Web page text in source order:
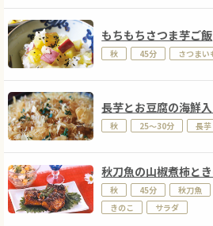
もちもちさつま芋ご飯
秋 45分 さつまい
長芋とお豆腐の海鮮
秋 25〜30分 長芋
秋刀魚の山椒煮柿と
秋 45分 秋刀魚
きのこ
サラダ